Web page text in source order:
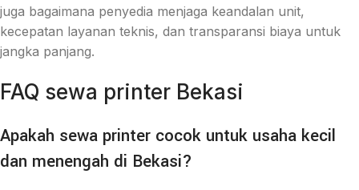
juga bagaimana penyedia menjaga keandalan unit,
kecepatan layanan teknis, dan transparansi biaya untuk
jangka panjang.
FAQ sewa printer Bekasi
Apakah sewa printer cocok untuk usaha kecil
dan menengah di Bekasi?